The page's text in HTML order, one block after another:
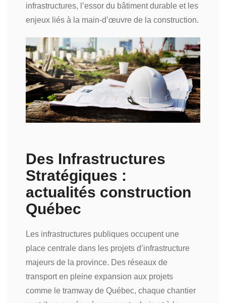
infrastructures, l’essor du bâtiment durable et les
enjeux liés à la main-d’œuvre de la construction.
Des Infrastructures
Stratégiques :
actualités construction
Québec
Les infrastructures publiques occupent une
place centrale dans les projets d’infrastructure
majeurs de la province. Des réseaux de
transport en pleine expansion aux projets
comme le tramway de Québec, chaque chantier